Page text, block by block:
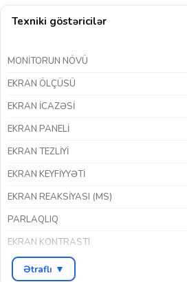
Texniki göstəricilər
MONITORUN NÖVÜ
EKRAN ÖLÇÜSÜ
EKRAN ICAZƏSI
EKRAN PANELI
EKRAN TEZLIYI
EKRAN KEYFIYYƏTI
EKRAN REAKSIYASI (MS)
PARLAQLIQ
EKRAN KONTRASTI
HDR DƏSTƏYI
Ətraflı ▼